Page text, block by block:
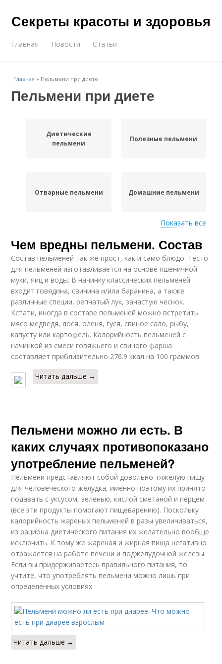
Секреты красоты и здоровья
Главная Новости Статьи
Главная » Пельмени при диете
Пельмени при диете
Диетические
пельмени
Полезные пельмени
Отварные пельмени Домашние пельмени
Пельмени для
здоровья
Покупные пельмени
Пельмени на пп Пельмени на пару
Пельмени для
похудения
Пельменная диета
Диета для похудения
Ингредиенты для
диабетических
пельменей
Показать все
Чем вредны пельмени. Состав
Состав пельменей так же прост, как и само блюдо. Тесто
для пельменей изготавливается на основе пшеничной
муки, яиц и воды. В начинку классических пельменей
входит говядина, свинина и/или баранина, а также
различные специи, репчатый лук, зачастую чеснок.
Кстати, иногда в составе пельменей можно встретить
мясо медведя, лося, оленя, гуся, свиное сало, рыбу,
капусту или картофель. Калорийность пельменей с
начинкой из смеси говяжьего и свиного фарша
составляет приблизительно 276.9 ккал на 100 граммов.
Читать дальше →
Пельмени можно ли есть. В
каких случаях противопоказано
употребление пельменей?
Пельмени представляют собой довольно тяжелую пищу
для человеческого желудка, именно поэтому их принято
подавать с уксусом, зеленью, кислой сметаной и перцем
(все эти продукты помогают пищеварению). Поскольку
калорийность жареных пельменей в разы увеличиваться,
из рациона диетического питания их желательно вообще
исключить. К тому же жареная и жирная пища негативно
отражается на работе печени и поджелудочной железы.
Если вы придерживаетесь правильного питания, то
учтите, что употреблять пельмени можно лишь при
определенных условиях:
Читать дальше →